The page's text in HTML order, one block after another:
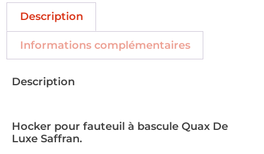
Description
Informations complémentaires
Description
Hocker pour fauteuil à bascule Quax De
Luxe Saffran.